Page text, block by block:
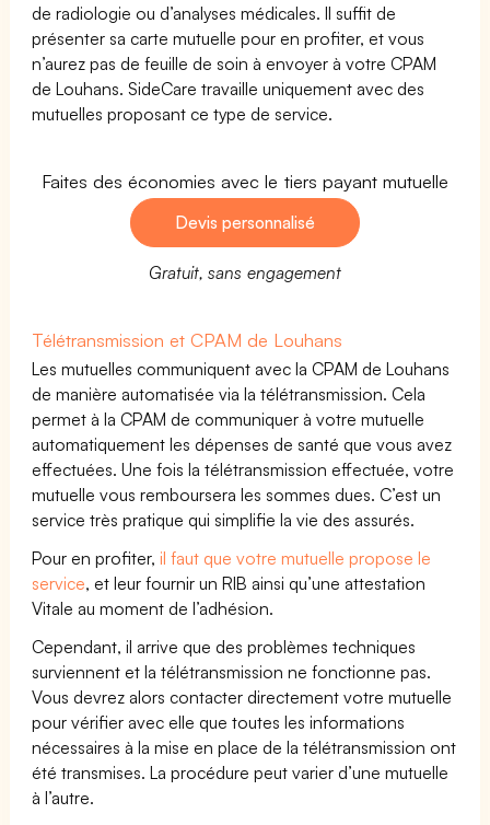
de radiologie ou d’analyses médicales. Il suffit de
présenter sa carte mutuelle pour en profiter, et vous
n’aurez pas de feuille de soin à envoyer à votre CPAM
de Louhans. SideCare travaille uniquement avec des
mutuelles proposant ce type de service.
Faites des économies avec le tiers payant mutuelle
Devis personnalisé
Gratuit, sans engagement
Télétransmission et CPAM de Louhans
Les mutuelles communiquent avec la CPAM de Louhans
de manière automatisée via la télétransmission. Cela
permet à la CPAM de communiquer à votre mutuelle
automatiquement les dépenses de santé que vous avez
effectuées. Une fois la télétransmission effectuée, votre
mutuelle vous remboursera les sommes dues. C’est un
service très pratique qui simplifie la vie des assurés.
Pour en profiter,il faut que votre mutuelle propose le
service, et leur fournir un RIB ainsi qu’une attestation
Vitale au moment de l’adhésion.
Cependant, il arrive que des problèmes techniques
surviennent et la télétransmission ne fonctionne pas.
Vous devrez alors contacter directement votre mutuelle
pour vérifier avec elle que toutes les informations
nécessaires à la mise en place de la télétransmission ont
été transmises. La procédure peut varier d’une mutuelle
à l’autre.